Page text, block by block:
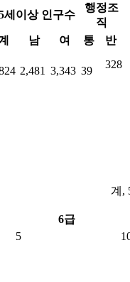
세이상 인구수
행정조
직
남 여 통
반
2,481 3,343 39
328
계,
6급
5